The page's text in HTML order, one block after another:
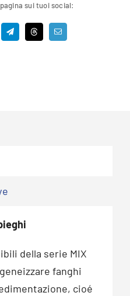
sui tuoi social:
della serie MIX
fanghi
cioé